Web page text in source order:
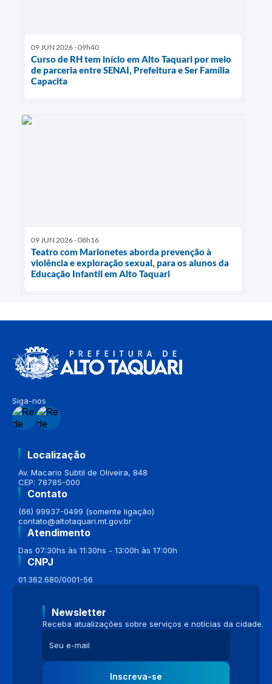
09 JUN 2026 - 09h40
Curso de RH tem início em Alto Taquari por meio
de parceria entre SENAI, Prefeitura e Ser Família
Capacita
09 JUN 2026 - 08h16
Teatro com Marionetes aborda prevenção à
violência e exploração sexual, para os alunos da
Educação Infantil em Alto Taquari
Siga-nos
Localização
Av. Macario Subtil de Oliveira, 848
CEP: 78785-000
Contato
(66) 99937-0499 (somente ligação)
contato@altotaquari.mt.gov.br
Atendimento
Das 07:30hs às 11:30hs - 13:00h às 17:00h
CNPJ
01.362.680/0001-56
Newsletter
Receba atualizações sobre serviços e notícias da cidade.
Inscreva-se